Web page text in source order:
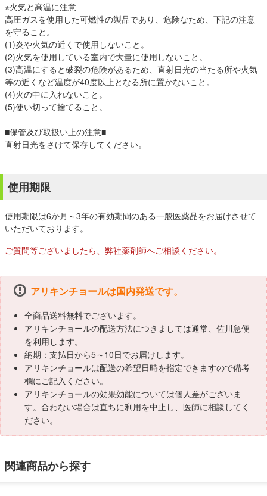
※火気と高温に注意
高圧ガスを使用した可燃性の製品であり、危険なため、下記の注意
を守ること。
(1)炎や火気の近くで使用しないこと。
(2)火気を使用している室内で大量に使用しないこと。
(3)高温にすると破裂の危険があるため、直射日光の当たる所や火気
等の近くなど温度が40度以上となる所に置かないこと。
(4)火の中に入れないこと。
(5)使い切って捨てること。
■保管及び取扱い上の注意■
直射日光をさけて保存してください。
使用期限
使用期限は6か月～3年の有効期間のある一般医薬品をお届けさせて
いただいております。
ご質問等ございましたら、弊社薬剤師へご相談ください。
アリキンチョールは国内発送です。
全商品送料無料でございます。
アリキンチョールの配送方法につきましては通常、佐川急便
を利用します。
納期：支払日から5～10日でお届けします。
アリキンチョールは配送の希望日時を指定できますので備考
欄にご記入ください。
アリキンチョールの効果効能については個人差がございま
す。合わない場合は直ちに利用を中止し、医師に相談してく
ださい。
関連商品から探す